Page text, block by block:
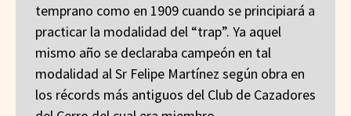
temprano como en 1909 cuando se principiará a
practicar la modalidad del “trap”. Ya aquel
mismo año se declaraba campeón en tal
modalidad al Sr Felipe Martínez según obra en
los récords más antiguos del Club de Cazadores